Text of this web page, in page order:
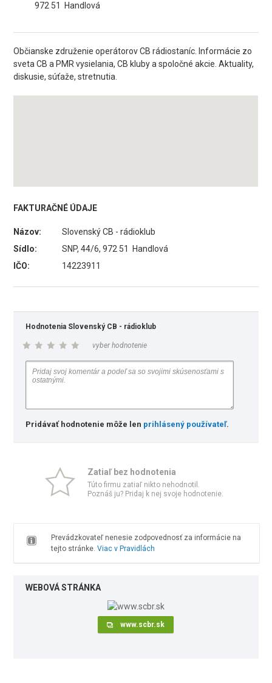
972 51
Handlová
Občianske združenie operátorov CB rádiostaníc. Informácie zo
sveta CB a PMR vysielania, CB kluby a spoločné akcie. Aktuality,
diskusie, súťaže, stretnutia.
FAKTURAČNÉ ÚDAJE
Názov:
Slovenský CB - rádioklub
Sídlo:
SNP, 44/6, 972 51 Handlová
IČO:
14223911
Hodnotenia Slovenský CB - rádioklub
vyber hodnotenie
Pridávať hodnotenie môže len prihlásený používateľ.
Zatiaľ bez hodnotenia
Túto firmu zatiaľ nikto nehodnotil.
Poznáš ju? Pridaj k nej svoje hodnotenie.
Prevádzkovateľ nenesie zodpovednosť za informácie na
tejto stránke. Viac v Pravidlách
WEBOVÁ STRÁNKA
www.scbr.sk